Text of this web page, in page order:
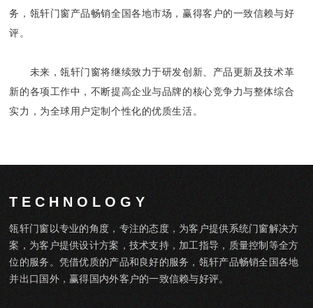
务，瓴轩门窗产品畅销全国各地市场，赢得客户的一致信赖与好
评。
未来，瓴轩门窗将继续致力于研发创新、产品更新及技术革
新的各项工作中，不断提高企业与品牌的核心竞争力与整体综合
实力，为全球用户定制个性化的优质生活。
T E C H N O L O G Y
瓴轩门窗以专业的角度，专注的态度，为客户提供系统门窗解决方
案，为客户提供设计方案，技术支持，加工指导，质量控制等全方
位的服务。凭借优质的产品和良好的服务，瓴轩产品畅销全国各地
并出口国外，赢得国内外客户的一致信赖与好评。